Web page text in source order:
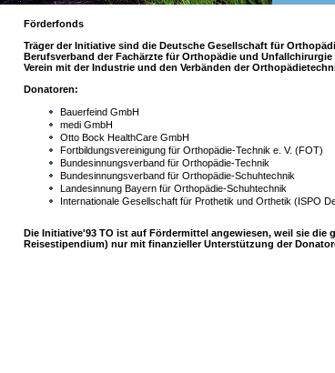
Förderfonds
Träger der Initiative sind die Deutsche Gesellschaft für
Berufsverband der Fachärzte für Orthopädie und
Verein mit der Industrie und den Verbänden der
Donatoren:
Bauerfeind GmbH
medi GmbH
Otto Bock HealthCare GmbH
Fortbildungsvereinigung für Orthopädie-Technik e. V. (FOT)
Bundesinnungsverband für Orthopädie-Technik
Bundesinnungsverband für Orthopädie-Schuhtechnik
Landesinnung Bayern für Orthopädie-Schuhtechnik
Internationale Gesellschaft für Prothetik und Orthetik (ISPO
Die Initiative'93 TO ist auf Fördermittel angewiesen, weil sie
Reisestipendium) nur mit finanzieller Unterstützung der